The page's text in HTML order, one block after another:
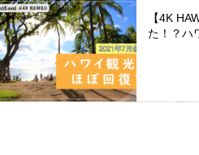
【4K
た！？ハ